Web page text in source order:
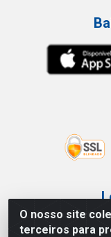
O nosso site
terceiros para